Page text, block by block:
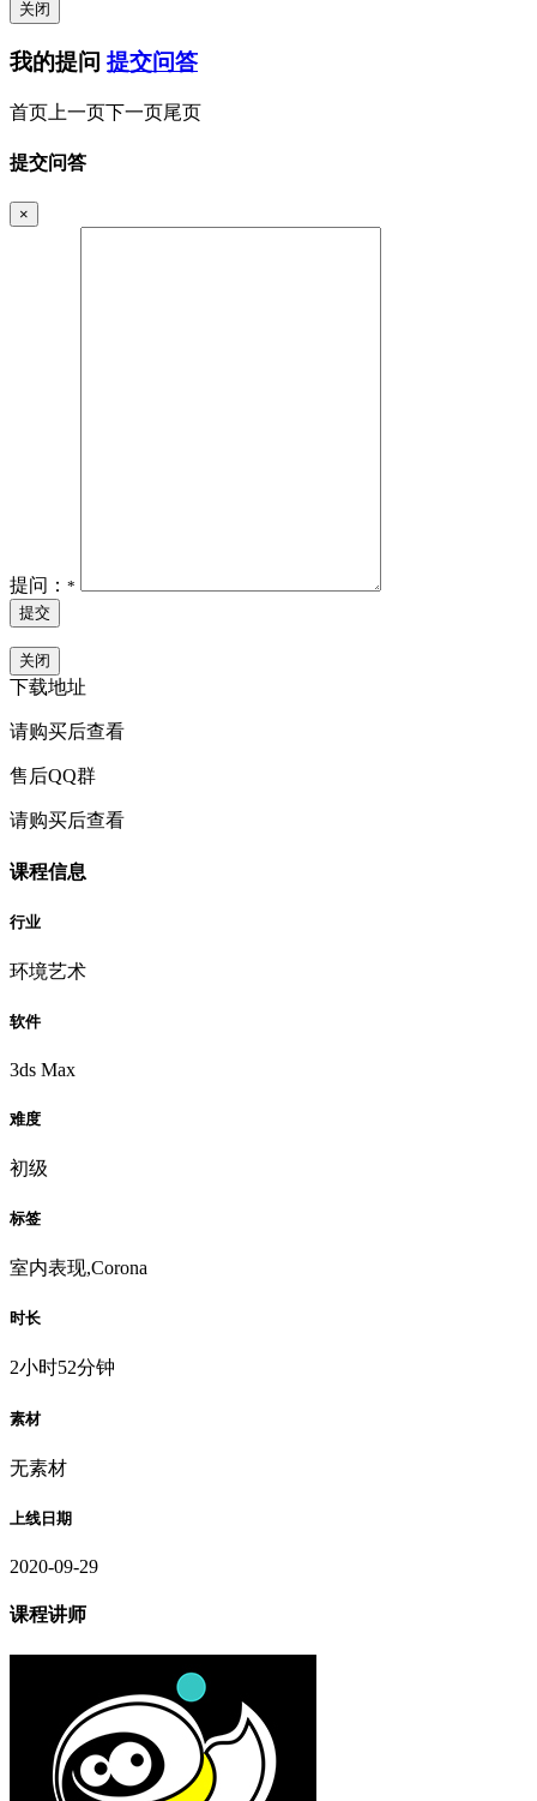
关闭
我的提问 提交问答
首页 上一页下一页尾页
提交问答
×
提问： *
提交
关闭
下载地址
请购买后查看
售后QQ群
请购买后查看
课程信息
行业
环境艺术
软件
3ds Max
难度
初级
标签
室内表现,Corona
时长
2小时52分钟
素材
无素材
上线日期
2020-09-29
课程讲师